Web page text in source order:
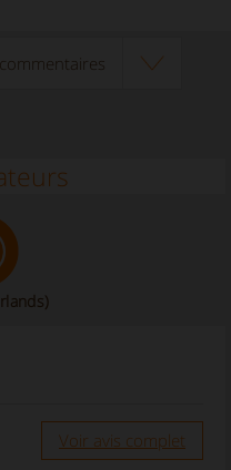
Voir avis complet